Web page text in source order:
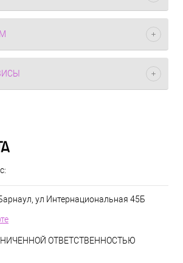
ул Интернациональная 45Б
ОТВЕТСТВЕННОСТЬЮ